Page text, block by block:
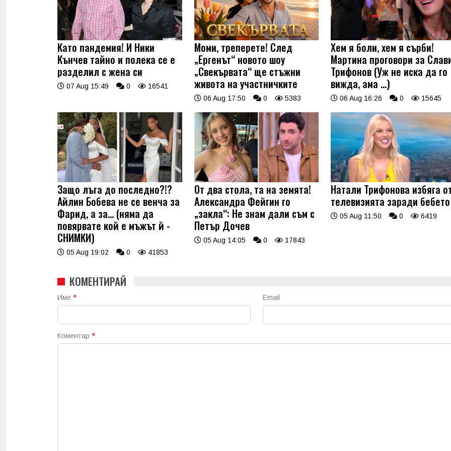
Като пандемия! И Ники
Кънчев тайно и полека се е
разделил с жена си
07 Aug 15:49 0 16541
Моми, треперете! След
„Ергенът“ новото шоу
„Свекървата“ ще стъжни
живота на участничките
06 Aug 17:50 0 5383
Хем я боли, хем я сърби!
Мартина проговори за
Трифонов (Уж не иска да го
вижда, ама …)
06 Aug 16:26 0 15645
Защо лъга до последно?!?
Айлин Бобева не се венча за
Фарид, а за... (няма да
повярвате кой е мъжът й -
СНИМКИ)
05 Aug 19:02 0 41853
От два стола, та на земята!
Александра Фейгин го
„закла“: Не знам дали съм с
Петър Дочев
05 Aug 14:05 0 17843
Натали Трифонова избяга
телевизията заради бебето
05 Aug 11:50 0 6419
КОМЕНТИРАЙ
Име * Email
Коментар *